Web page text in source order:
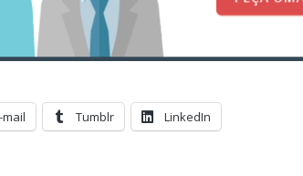
mail Tumblr LinkedIn